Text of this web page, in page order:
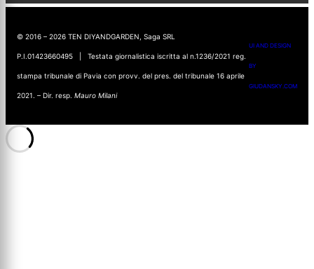
© 2016 – 2026 TEN DIYANDGARDEN, Saga SRL
P.I.01423660495 | Testata giornalistica iscritta al n.1236/2021 reg.
stampa tribunale di Pavia con provv. del pres. del tribunale 16 aprile
2021. – Dir. resp. Mauro Milani
UI AND DESIGN
BY
GIUDANSKY.COM